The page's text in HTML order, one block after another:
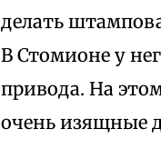
делать
В Стомионе у
привода. На
очень изящные